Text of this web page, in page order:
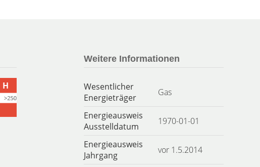
Weitere Informationen
Wesentlicher
Energieträger
Gas
Energieausweis
Ausstelldatum
1970-01-01
Energieausweis
Jahrgang
vor 1.5.2014